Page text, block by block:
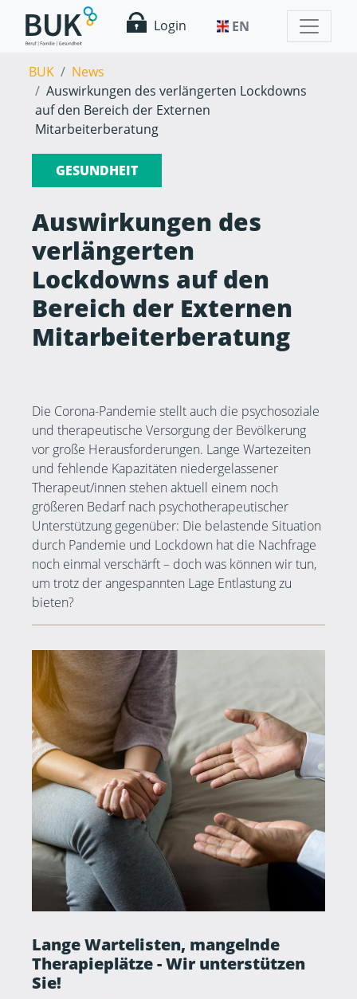
Login EN
BUK
News
Auswirkungen des verlängerten Lockdowns
auf den Bereich der Externen
Mitarbeiterberatung
GESUNDHEIT
Auswirkungen des
verlängerten
Lockdowns auf den
Bereich der Externen
Mitarbeiterberatung
Die Corona-Pandemie stellt auch die psychosoziale
und therapeutische Versorgung der Bevölkerung
vor große Herausforderungen. Lange Wartezeiten
und fehlende Kapazitäten niedergelassener
Therapeut/innen stehen aktuell einem noch
größeren Bedarf nach psychotherapeutischer
Unterstützung gegenüber: Die belastende Situation
durch Pandemie und Lockdown hat die Nachfrage
noch einmal verschärft – doch was können wir tun,
um trotz der angespannten Lage Entlastung zu
bieten?
Lange Wartelisten, mangelnde
Therapieplätze - Wir unterstützen
Sie!